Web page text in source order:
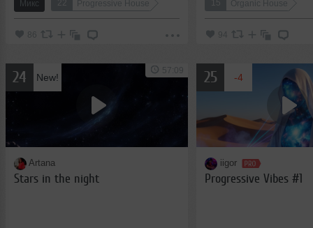
Микс 22 Progressive House
86
15 Organic House
94
24 New!
Artana
Stars in the night
57:09 25 -4
iigor
Progressive Vibes #1